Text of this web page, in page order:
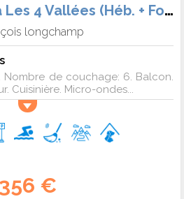
Résidence Goélia Les 4 Vallées (Héb. + Forf. + Matériel)
longchamp
Nombre de couchage: 6. Balcon.
Cuisinière. Micro-ondes...
356 €